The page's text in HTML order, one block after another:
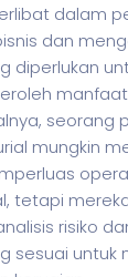
dalam
dan
diperlukan
manfaat
seorang
mungkin
tetapi
risiko
sesuai untuk